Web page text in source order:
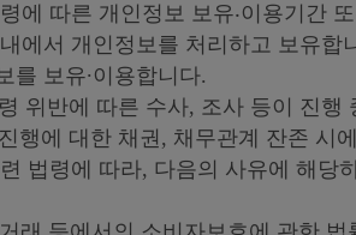
에 따른 개인정보 보유‧이용기간
에서 개인정보를 처리하고 보유
를 보유∙이용합니다.
위반에 따른 수사, 조사 등이 진행
행에 대한 채권, 채무관계 잔존 시
법령에 따라, 다음의 사유에 해당